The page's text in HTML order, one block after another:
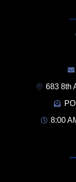
683 8th
8:00